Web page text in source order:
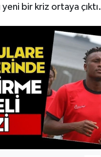
yeni bir kriz ortaya çıktı.